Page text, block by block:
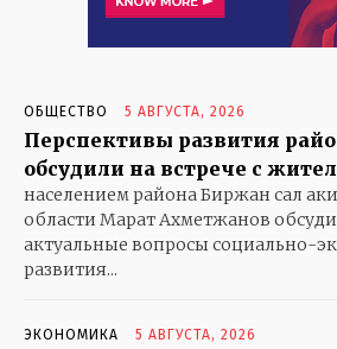
KAZ RUS
ОБЩЕСТВО 5 АВГУСТА, 2026
Перспективы развития
обсудили на встрече с
населением района Биржан сал
области Марат Ахметжанов
актуальные вопросы социально-
развития...
ЭКОНОМИКА 5 АВГУСТА, 2026